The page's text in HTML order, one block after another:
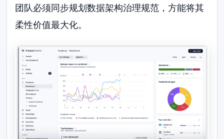
团队必须同步规划数据架构治理规范，方能将其
柔性价值最大化。